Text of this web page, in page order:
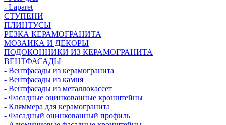
- Laparet
СТУПЕНИ
ПЛИНТУСЫ
РЕЗКА КЕРАМОГРАНИТА
МОЗАИКА И ДЕКОРЫ
ПОДОКОННИКИ ИЗ КЕРАМОГРАНИТА
ВЕНТФАСАДЫ
- Вентфасады из керамогранита
- Вентфасады из камня
- Вентфасады из металлокассет
- Фасадные оцинкованные кронштейны
- Кляммера для керамогранита
- Фасадный оцинкованный профиль